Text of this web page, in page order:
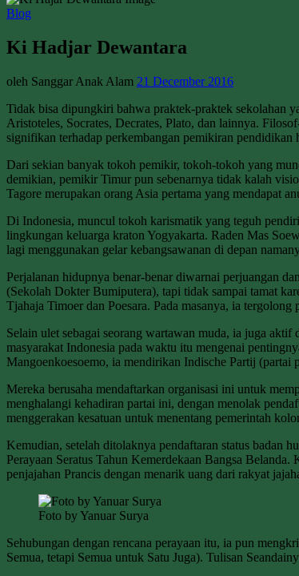
Blog
Ki Hadjar Dewantara
oleh Sanggar Anak Alam 21 December 2016
Tidak bisa dipungkiri bahwa praktek-praktek sekolahan
Aristoteles, Socrates, Decrates, Plato, dan lainnya.
signifikan terhadap perkembangan pemikiran pendidikan
Dari sekian banyak tokoh pemikir, tokoh-tokoh yang
demikian, pemikir Timur pun sebenarnya tidak kalah
Tagore merupakan orang Asia pertama yang mendapat
Di Indonesia, muncul tokoh karismatik yang teguh
lingkungan keluarga kraton Yogyakarta. Raden Mas
lagi menggunakan gelar kebangsawanan di depan
Perjalanan hidupnya benar-benar diwarnai perjuangan
(Sekolah Dokter Bumiputera), tapi tidak sampai tamat
Tjahaja Timoer dan Poesara. Pada masanya, ia
Selain ulet sebagai seorang wartawan muda, ia juga
masyarakat Indonesia pada waktu itu mengenai
Mangoenkoesoemo, ia mendirikan Indische Partij (partai
Mereka berusaha mendaftarkan organisasi ini untuk
menghalangi kehadiran partai ini, dengan menolak
menggerakan kesatuan untuk menentang pemerintah
Kemudian, setelah ditolaknya pendaftaran status badan
Perayaan Seratus Tahun Kemerdekaan Bangsa
penjajahan Prancis dengan menarik uang dari rakyat
Foto by Yanuar Surya
Sehubungan dengan rencana perayaan itu, ia pun
Semua, tetapi Semua untuk Satu Juga). Tulisan